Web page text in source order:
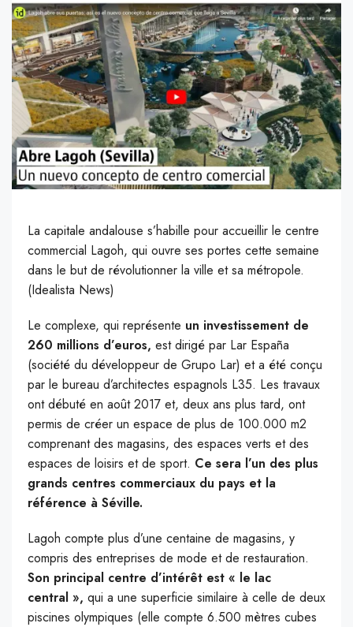
La capitale andalouse s’habille pour accueillir le centre
commercial Lagoh, qui ouvre ses portes cette semaine
dans le but de révolutionner la ville et sa métropole.
(Idealista News)
Le complexe, qui représente un investissement de
260 millions d’euros, est dirigé par Lar España
(société du développeur de Grupo Lar) et a été conçu
par le bureau d’architectes espagnols L35. Les travaux
ont débuté en août 2017 et, deux ans plus tard, ont
permis de créer un espace de plus de 100.000 m2
comprenant des magasins, des espaces verts et des
espaces de loisirs et de sport. Ce sera l’un des plus
grands centres commerciaux du pays et la
référence à Séville.
Lagoh compte plus d’une centaine de magasins, y
compris des entreprises de mode et de restauration.
Son principal centre d’intérêt est « le lac
central », qui a une superficie similaire à celle de deux
piscines olympiques (elle compte 6.500 mètres cubes